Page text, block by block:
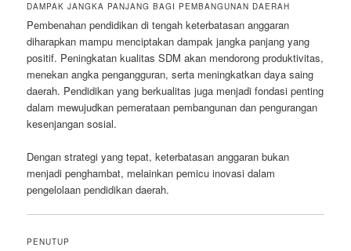
DAMPAK JANGKA PANJANG BAGI PEMBANGUNAN DAERAH
Pembenahan pendidikan di tengah keterbatasan anggaran
diharapkan mampu menciptakan dampak jangka panjang yang
positif. Peningkatan kualitas SDM akan mendorong produktivitas,
menekan angka pengangguran, serta meningkatkan daya saing
daerah. Pendidikan yang berkualitas juga menjadi fondasi penting
dalam mewujudkan pemerataan pembangunan dan pengurangan
kesenjangan sosial.
Dengan strategi yang tepat, keterbatasan anggaran bukan
menjadi penghambat, melainkan pemicu inovasi dalam
pengelolaan pendidikan daerah.
PENUTUP